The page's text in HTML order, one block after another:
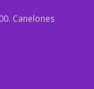
Canelones